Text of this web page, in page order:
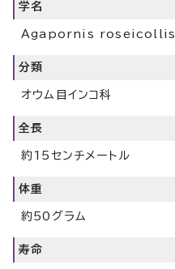
学名
Agapornis roseicollis
分類
オウム目インコ科
全長
約15センチメートル
体重
約50グラム
寿命